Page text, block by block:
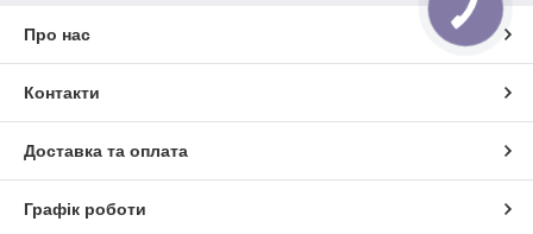
Про нас
Контакти
Доставка та оплата
Графік роботи